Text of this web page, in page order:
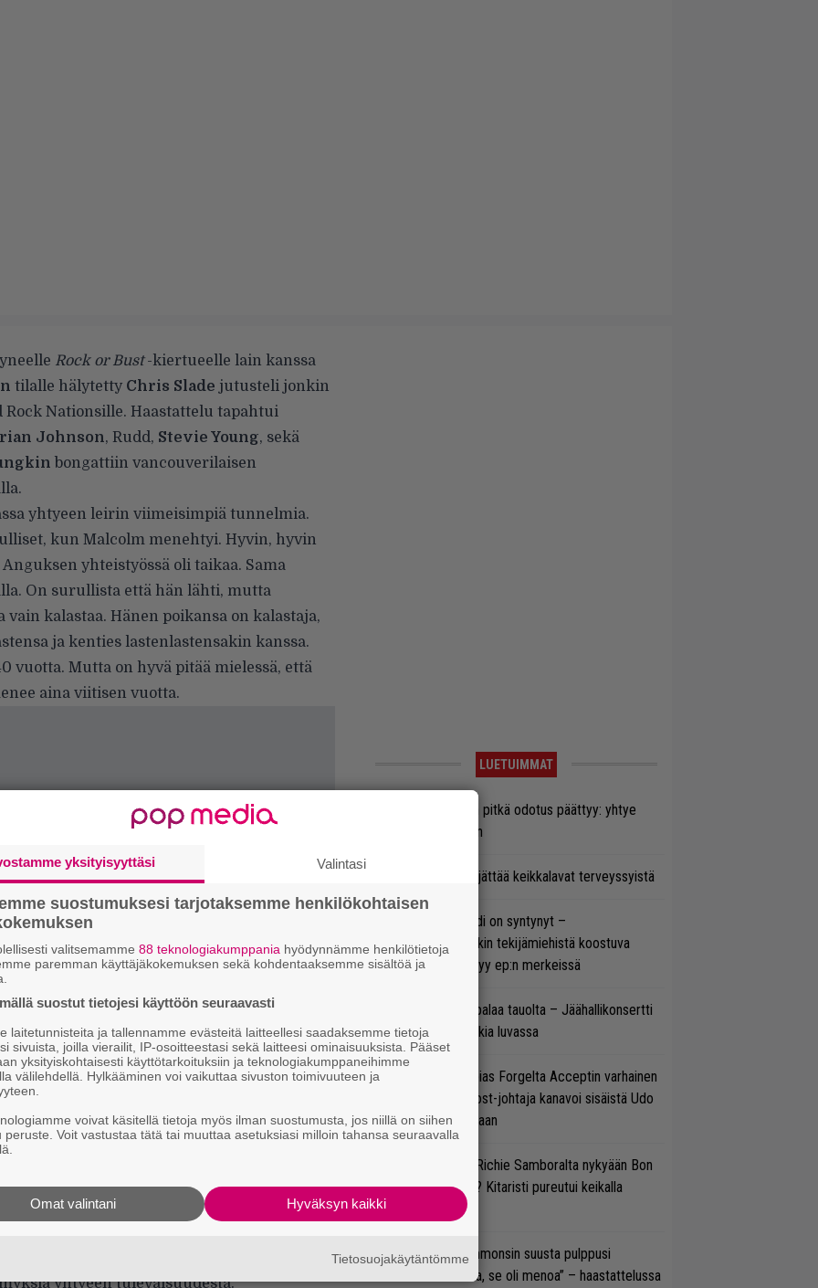
Rock or Bust-kiertueelle lain kanssa
tilalle hälytetty Chris Slade jutusteli jonkin
Nationsille. Haastattelu tapahtui
Johnson, Rudd, Stevie Young, sekä
bongattiin vancouverilaisen
yhtyeen leirin viimeisimpiä tunnelmia.
kun Malcolm menehtyi. Hyvin, hyvin
yhteistyössä oli taikaa. Sama
On surullista että hän lähti, mutta
kalastaa. Hänen poikansa on kalastaja,
ja kenties lastenlastensakin kanssa.
vuotta. Mutta on hyvä pitää mielessä, että
aina viitisen vuotta.
kerran kundeja Rock or Bust -kiertueen
Malcolm ei ollut vielä kuollut, ja se
kuten kaikkiin meihin muihinkin.
ennen sitä. Se oli hyvin surullista aikaa.
tapahtumiin nähden hyvät. Aika parantaa,
yhtyeen tulevaisuudesta.
LUETUIMMAT
Weezer-fanien pitkä odotus päättyy: yhtye
tulee Suomeen
Glenn Hughes jättää keikkalavat terveyssyistä
Uusi superbändi on syntynyt –
Vaihtoehtorockin tekijämiehistä koostuva
ryhmä esittäytyy ep:n merkeissä
Blind Channel palaa tauolta – Jäähallikonsertti
ja uutta musiikkia luvassa
Näin sujuu Tobias Forgelta Acceptin varhainen
tuotanto – Ghost-johtaja kanavoi sisäistä Udo
Dirkschneideriaan
Miten sujuvat Richie Samboralta nykyään Bon
Jovi -hommat? Kitaristi pureutui keikalla
vanhaan hittiin
”Kun Gene Simmonsin suusta pulppusi
verioksennusta, se oli menoa” – haastattelussa
yksityisyyttäsi Valintasi
suostumuksesi tarjotaksemme henkilökohtaisen
valitsemamme 88 teknologiakumppania hyödynnämme henkilötietoja
paremman käyttäjäkokemuksen sekä kohdentaaksemme sisältöä ja
suostut tietojesi käyttöön seuraavasti
laitetunnisteita ja tallennamme evästeitä laitteellesi saadaksemme tietoja
sivuista, joilla vierailit, IP-osoitteestasi sekä laitteesi ominaisuuksista. Pääset
yksityiskohtaisesti käyttötarkoituksiin ja teknologiakumppaneihimme
välilehdellä. Hylkääminen voi vaikuttaa sivuston toimivuuteen ja
voivat käsitellä tietoja myös ilman suostumusta, jos niillä on siihen
peruste. Voit vastustaa tätä tai muuttaa asetuksiasi milloin tahansa seuraavalla
Hyväksyn kaikki
Omat valintani
Tietosuojakäytäntömme